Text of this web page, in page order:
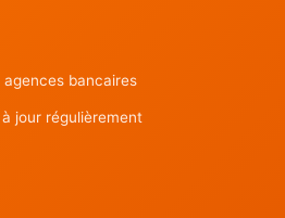
bancaires
jour régulièrement